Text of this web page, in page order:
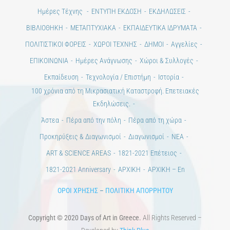
Ημέρες Τέχνης ΕΝΤΥΠΗ ΕΚΔΟΣΗ
ΕΚΔΗΛΩΣΕΙΣ
ΒΙΒΛΙΟΘΗΚΗ
ΜΕΤΑΠΤΥΧΙΑΚΑ
ΕΚΠΑΙΔΕΥΤΙΚΑ ΙΔΡΥΜΑΤΑ
ΠΟΛΙΤΙΣΤΙΚΟΙ ΦΟΡΕΙΣ
ΧΩΡΟΙ ΤΕΧΝΗΣ ΔΗΜΟΙ
Αγγελίες
ΕΠΙΚΟΙΝΩΝΙΑ
Ημέρες Ανάγνωσης
Χώροι & Συλλογές
Εκπαίδευση
Τεχνολογία / Επιστήμη
Ιστορία
100 χρόνια από τη Μικρασιατική Καταστροφή. Επετειακές
Εκδηλώσεις.
Άστεα
Πέρα από την πόλη
Πέρα από τη χώρα
Προκηρύξεις & Διαγωνισμοί
Διαγωνισμοί
ΝΕΑ
ART & SCIENCE AREAS
1821-2021 Επέτειος
1821-2021 Anniversary
ΑΡΧΙΚΗ ΑΡΧΙΚΗ – En
ΟΡΟΙ ΧΡΗΣΗΣ– ΠΟΛΙΤΙΚΗ ΑΠΟΡΡΗΤΟΥ
Copyright © 2020 Days of Art in Greece. All Rights Reserved –